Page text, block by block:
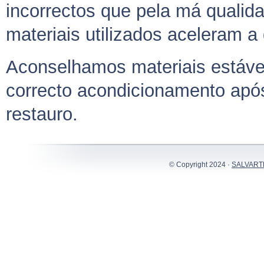
incorrectos que pela má
materiais utilizados aceleram
Aconselhamos materiais
correcto acondicionamento
restauro.
© Copyright 2024 ·